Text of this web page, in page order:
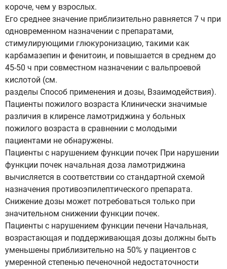
короче, чем у взрослых.
Его среднее значение приблизительно равняется 7 ч при
одновременном назначении с препаратами,
стимулирующими глюкуронизацию, такими как
карбамазепин и фенитоин, и повышается в среднем до
45-50 ч при совместном назначении с вальпроевой
кислотой (см.
разделы Способ применения и дозы, Взаимодействия).
Пациенты пожилого возраста Клинически значимые
различия в клиренсе ламотриджина у больных
пожилого возраста в сравнении с молодыми
пациентами не обнаружены.
Пациенты с нарушением функции почек При нарушении
функции почек начальная доза ламотриджина
вычисляется в соответствии со стандартной схемой
назначения противоэпилептического препарата.
Снижение дозы может потребоваться только при
значительном снижении функции почек.
Пациенты с нарушением функции печени Начальная,
возрастающая и поддерживающая дозы должны быть
уменьшены приблизительно на 50% у пациентов с
умеренной степенью печеночной недостаточности